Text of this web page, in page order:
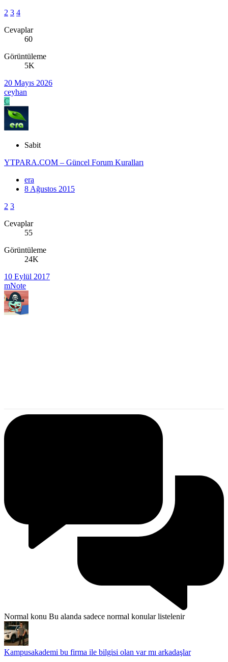
2 3 4
Cevaplar
60
Görüntüleme
5K
20 Mayıs 2026
ceyhan
C
Sabit
YTPARA.COM – Güncel Forum Kuralları
era
8 Ağustos 2015
2 3
Cevaplar
55
Görüntüleme
24K
10 Eylül 2017
mNote
Normal konu Bu alanda sadece normal konular listelenir
Kampusakademi bu firma ile bilgisi olan var mı arkadaşlar